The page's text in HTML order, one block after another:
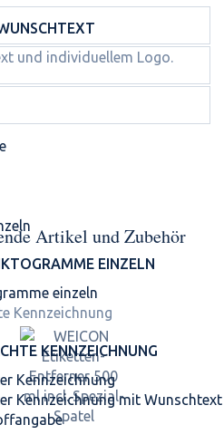
und individuellem Logo.
EINZELN
einzeln
KENNZEICHNUNG
Kennzeichnung
Kennzeichnung mit Wunschtext
Artikel und Zubehör